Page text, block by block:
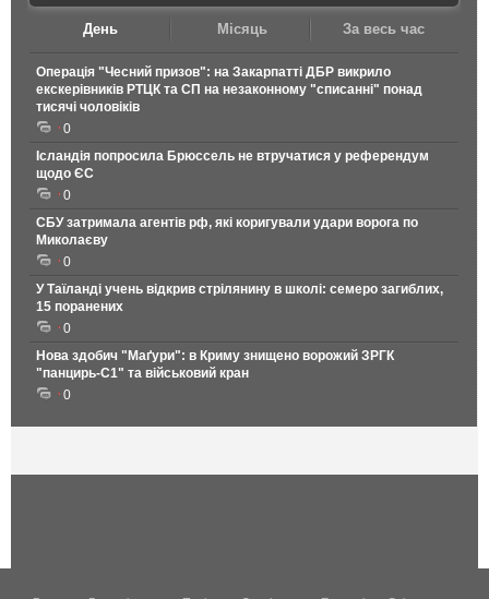
День Місяць За весь час
Операція "Чесний призов": на Закарпатті ДБР викрило
екскерівників РТЦК та СП на незаконному "списанні" понад
тисячі чоловіків
0
Ісландія попросила Брюссель не втручатися у референдум
щодо ЄС
0
СБУ затримала агентів рф, які коригували удари ворога по
Миколаєву
0
У Таїланді учень відкрив стрілянину в школі: семеро загиблих,
15 поранених
0
Нова здобич "Маґури": в Криму знищено ворожий ЗРГК
"панцирь-С1" та військовий кран
0